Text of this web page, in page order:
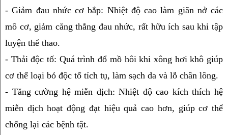
- Giảm đau nhức cơ bắp: Nhiệt độ cao làm giãn nở các
mô cơ, giảm căng thẳng đau nhức, rất hữu ích sau khi tập
luyện thể thao.
- Thải độc tố: Quá trình đổ mồ hôi khi xông hơi khô giúp
cơ thể loại bỏ độc tố tích tụ, làm sạch da và lỗ chân lông.
- Tăng cường hệ miễn dịch: Nhiệt độ cao kích thích hệ
miễn dịch hoạt động đạt hiệu quả cao hơn, giúp cơ thể
chống lại các bệnh tật.